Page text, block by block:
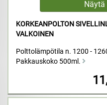
KORKEANPOLTON
VALKOINEN
Polttolämpötila n. 1200 -
Pakkauskoko 500ml.